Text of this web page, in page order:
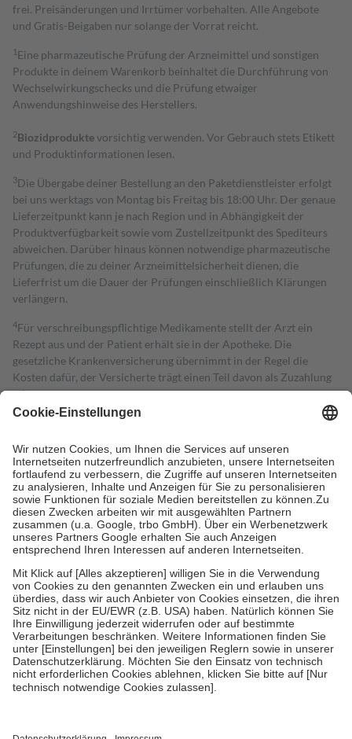
frei. Preisänderungen und Irrtümer vorbehalten. Alle Angebote
und Gratis-Beigaben nur solange der Vorrat reicht.
1 Eine pharmazeutische Prüfung der Arzneimittel und sonstigen
Produkte in deinem Warenkorb beinhaltet die Durchführung von
Wechselwirkungschecks und die Prüfung etwaiger
Anwendungshinweise des Herstellers.
2Biozidproduktevorsichtig verwenden. Vor Gebrauch stets Etikett
und Produktinformationen lesen.
3Die Übergabe deiner Bestellung an den Paketdienstleister erfolgt
bei uns werktags von Montag bis Freitag bis 18:00 Uhr. Der genaue
Lieferzeitpunkt kann je nach Region und in Abhängigkeit der
Produktverfügbarkeit sowie vom Zustellzeitpunkt des Spediteurs
abweichen. Darüber hinaus können notwendige pharmazeutische
Prüfungen, die zu deiner Arzneimittelsicherheit dienen, die
Lieferfrist um die Dauer der Prüfungen einschließlich Klärungen
verlängern.
4Für verschreibungspflichtige Medikamente stellt der Arzt ein
Rezept aus und der Patient erhält sie in der Apotheke. Die
gesetzliche Krankenversicherung übernimmt in der Regel die
Kosten dafür, der Versicherte trägt einen Teil davon als Zuzahlung
mit.
Grundsätzlich leisten Mitglieder Zuzahlungen in Höhe von zehn
höchstens zehn Euro.
Es sind jedoch nie mehr als die tatsächlichen
Kosten der Leistung zu entrichten.
Diese Regeln gelten grundsätzlich auch für Online-Apotheken.
Bei Heilmitteln und häuslicher Krankenpflege beträgt die
Zuzahlung zehn Prozent der Kosten sowie zehn Euro je
Verordnung.
Um das Engagement der Versicherten für ihre eigene Gesundheit zu
stärken und die besondere Stellung der Familie zu unterstützen,
fallenkeine Zuzahlungenan bei:
• Kindern und Jugendlichen bis zum vollendeten 18. Lebensjahr
mit Ausnahme der Fahrkosten
• Untersuchungen zur Vorsorge und Früherkennung, die von der
GKV getragen werden
• empfohlenen Schutzimpfungen
• Harn- und Blutteststreifen
getroffen, um sicherzustellen, dass es sich um echte Bewertungen